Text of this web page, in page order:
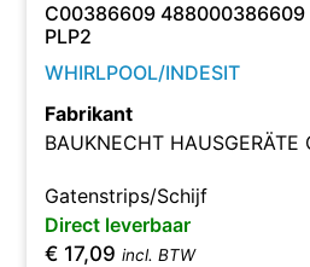
C00386609 488000386609
PLP2
WHIRLPOOL/INDESIT
Fabrikant
BAUKNECHT HAUSGERÄTE
Gatenstrips/Schijf
Direct leverbaar
€ 17,09 incl. BTW